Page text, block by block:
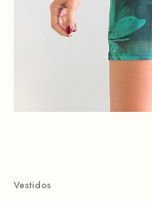
Vestidos